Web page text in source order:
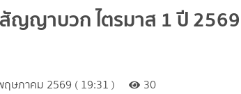
สัญญาบวก ไตรมาส 1 ปี
ฤษภาคม 2569 ( 19:31 ) 30